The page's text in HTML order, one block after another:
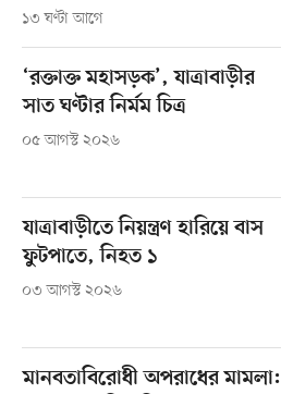
১৩ ঘণ্টা আগে
‘রক্তাক্ত মহাসড়ক’, যাত্রাবাড়ীর
সাত ঘণ্টার নির্মম চিত্র
০৫ আগস্ট ২০২৬
যাত্রাবাড়ীতে নিয়ন্ত্রণ হারিয়ে বাস
ফুটপাতে, নিহত ১
০৩ আগস্ট ২০২৬
মানবতাবিরোধী অপরাধের মামলা: